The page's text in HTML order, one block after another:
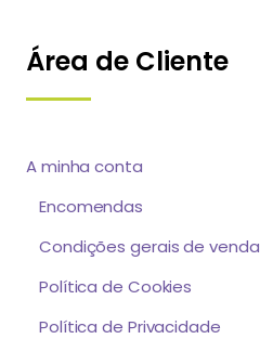
Área de Cliente
A minha conta
Encomendas
Condições gerais de venda
Política de Cookies
Política de Privacidade